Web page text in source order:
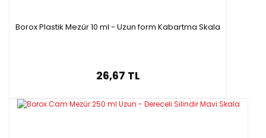
Borox Plastik Mezür 10 ml - Uzun form Kabartma Skala
26,67 TL